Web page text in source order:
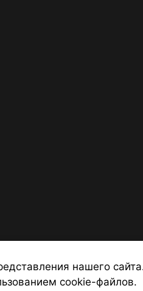
нашего
cookie-файлов.